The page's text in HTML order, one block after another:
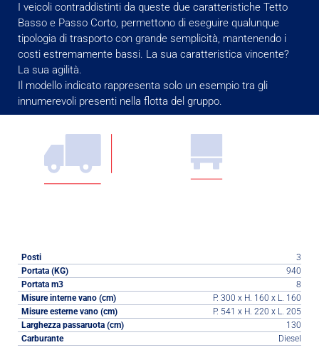
I veicoli contraddistinti da queste due caratteristiche Tetto
Basso e Passo Corto, permettono di eseguire qualunque
tipologia di trasporto con grande semplicità, mantenendo i
costi estremamente bassi. La sua caratteristica vincente?
La sua agilità.
Il modello indicato rappresenta solo un esempio tra gli
innumerevoli presenti nella flotta del gruppo.
Posti
3
Portata (KG)
940
Portata m3
8
Misure interne vano (cm)
P. 300 x H. 160 x L. 160
Misure esterne vano (cm)
P. 541 x H. 220 x L. 205
Larghezza passaruota (cm)
130
Carburante
Diesel